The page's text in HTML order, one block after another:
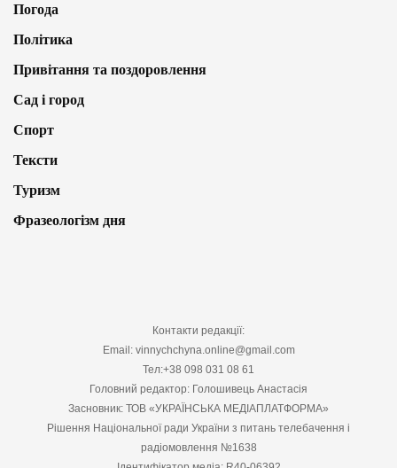
Погода
Політика
Привітання та поздоровлення
Сад і город
Спорт
Тексти
Туризм
Фразеологізм дня
Контакти редакції:
Email: vinnychchyna.online@gmail.com
Тел:+38 098 031 08 61
Головний редактор: Голошивець Анастасія
Засновник: ТОВ «УКРАЇНСЬКА МЕДІАПЛАТФОРМА»
Рішення Національної ради України з питань телебачення і
радіомовлення №1638